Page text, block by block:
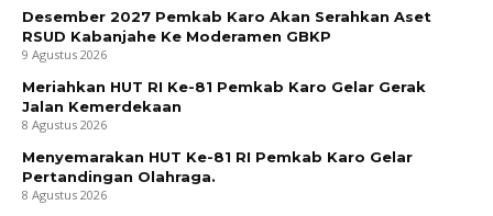
Desember 2027 Pemkab Karo Akan Serahkan Aset
RSUD Kabanjahe Ke Moderamen GBKP
9 Agustus 2026
Meriahkan HUT RI Ke-81 Pemkab Karo Gelar Gerak
Jalan Kemerdekaan
8 Agustus 2026
Menyemarakan HUT Ke-81 RI Pemkab Karo Gelar
Pertandingan Olahraga.
8 Agustus 2026